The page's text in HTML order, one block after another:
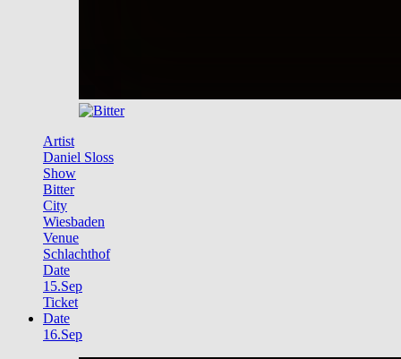
Artist
Daniel Sloss
Show
Bitter
City
Wiesbaden
Venue
Schlachthof
Date
15.Sep
Ticket
Date
16.Sep